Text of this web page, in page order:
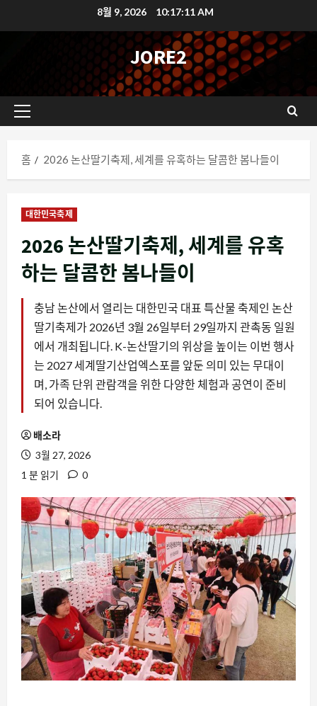
텐
가
8월 9, 2026 10:17:12 AM
JORE2
기
메
홈 2026 논산딸기축제, 세계를 유혹하는 달콤한 봄나들이
대한민국축제
2026 논산딸기축제, 세계를 유혹
하는 달콤한 봄나들이
충남 논산에서 열리는 대한민국 대표 특산물 축제인 논산
딸기축제가 2026년 3월 26일부터 29일까지 관촉동 일원
에서 개최됩니다. K-논산딸기의 위상을 높이는 이번 행사
는 2027 세계딸기산업엑스포를 앞둔 의미 있는 무대이
며, 가족 단위 관람객을 위한 다양한 체험과 공연이 준비
되어 있습니다.
배소라
3월 27, 2026
1 분 읽기
0